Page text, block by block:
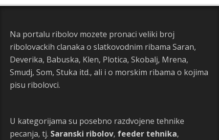
Na portalu ribolov mozete pronaci veliki broj
ribolovackih clanaka o slatkovodnim ribama Saran,
Deverika, Babuska, Klen, Plotica, Skobalj, Mrena,
Smudj, Som, Stuka itd., ali i o morskim ribama o kojima
pisu ribolovci.
U kategorijama su posebno razdvojene tehnike
pecanja, tj. Saranski ribolov, feeder tehnika,